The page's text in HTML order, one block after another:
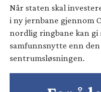
Når staten skal
i ny jernbane gjennom
nordlig ringbane kan gi
samfunnsnytte enn
sentrumsløsningen.